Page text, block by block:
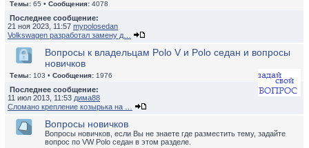
Темы: 65 • Сообщения: 4078
Последнее сообщение:
21 ноя 2023, 11:57 mypolosedan
Volkswagen разработал замену д…
Вопросы к владельцам Polo V и Polo седан и вопросы
новичков
Темы: 103 • Сообщения: 1976
Последнее сообщение:
11 июл 2013, 11:53 дима88
Сломано крепление козырька на …
Вопросы новичков
Вопросы новичков, если Вы не знаете где разместить тему, задайте
вопрос по VW Polo седан в этом разделе.